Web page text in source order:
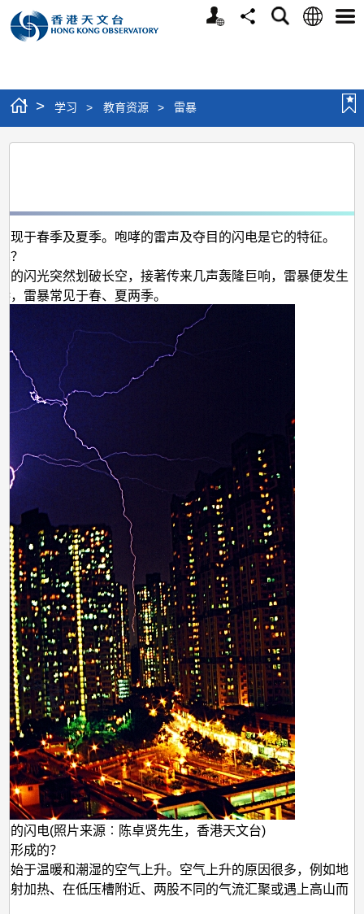
个
分
搜
语
选
> 学习 > 教育资源 > 雷暴
雷
现于春季及夏季。咆哮的雷声及夺目的闪电是它的特征。
？
的闪光突然划破长空，接著传来几声轰隆巨响，雷暴便发生
，雷暴常见于春、夏两季。
的闪电(照片来源︰陈卓贤先生，香港天文台)
形成的？
始于温暖和潮湿的空气上升。空气上升的原因很多，例如地
射加热、在低压槽附近、两股不同的气流汇聚或遇上高山而